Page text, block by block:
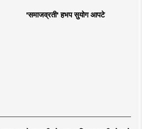
'समाजव्रती' हभप सुयोग आपटे